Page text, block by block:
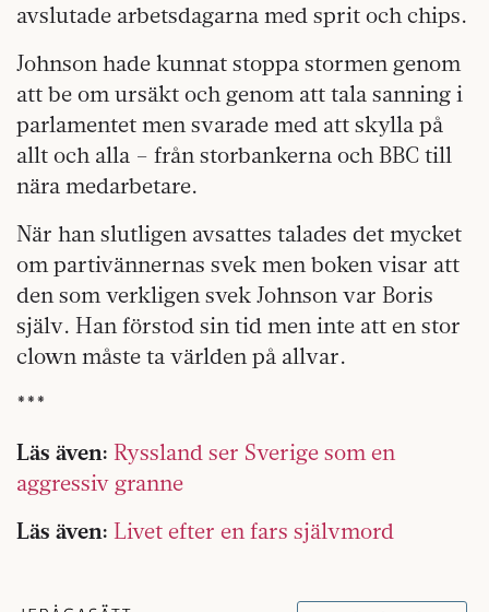
avslutade arbetsdagarna med sprit och chips.
Johnson hade kunnat stoppa stormen genom
att be om ursäkt och genom att tala sanning i
parlamentet men svarade med att skylla på
allt och alla – från storbankerna och BBC till
nära medarbetare.
När han slutligen avsattes talades det mycket
om partivännernas svek men boken visar att
den som verkligen svek Johnson var Boris
själv. Han förstod sin tid men inte att en stor
clown måste ta världen på allvar.
***
Läs även: Ryssland ser Sverige som en
aggressiv granne
Läs även: Livet efter en fars självmord